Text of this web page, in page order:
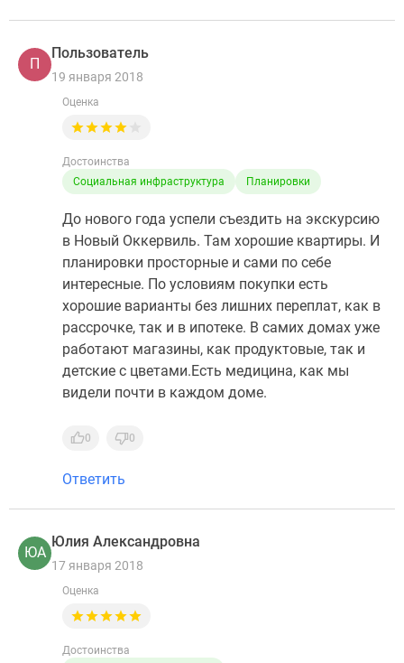
П
Пользователь
19 января 2018
Оценка
Достоинства
Социальная инфраструктура
Планировки
До нового года успели съездить на экскурсию
в Новый Оккервиль. Там хорошие квартиры. И
планировки просторные и сами по себе
интересные. По условиям покупки есть
хорошие варианты без лишних переплат, как в
рассрочке, так и в ипотеке. В самих домах уже
работают магазины, как продуктовые, так и
детские с цветами.Есть медицина, как мы
видели почти в каждом доме.
0 0
Ответить
ЮА
Юлия Александровна
17 января 2018
Оценка
Достоинства